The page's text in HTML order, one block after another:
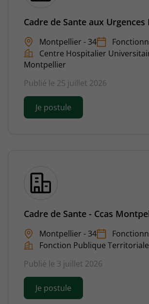
Cadre de Sante aux Urgences
Montpellier - 34
Centre Hospitalier
Montpellier
Publié le 25 juillet 2026
Je postule
Cadre de Sante - Ccas
Montpellier - 34
Fonction Publique Territoriale
Publié le 3 juillet 2026
Je postule